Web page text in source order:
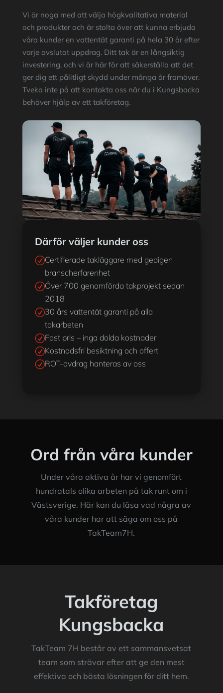
Vi är noga med att välja högkvalitativa material
och produkter och är stolta över att kunna erbjuda
våra kunder en vattentät garanti på hela 30 år efter
varje avslutat uppdrag. Ditt tak är en långsiktig
investering, och vi är här för att säkerställa att det
ger dig ett pålitligt skydd under många år framöver.
Tveka inte på att kontakta oss när du i Kungsbacka
behöver hjälp av ett takföretag.
Därför väljer kunder oss
RCertifierade takläggare med gedigen
branscherfarenhet
RÖver 700 genomförda takprojekt sedan
2018
R30 års vattentät garanti på alla
takarbeten
RFast pris – inga dolda kostnader
RKostnadsfri besiktning och offert
RROT-avdrag hanteras av oss
Ord från våra kunder
Under våra aktiva år har vi genomfört
hundratals olika arbeten på tak runt om i
Västsverige. Här kan du läsa vad några av
våra kunder har att säga om oss på
TakTeam7H.
Takföretag
Kungsbacka
TakTeam 7H består av ett sammansvetsat
team som strävar efter att ge den mest
effektiva och bästa lösningen för ditt hem.